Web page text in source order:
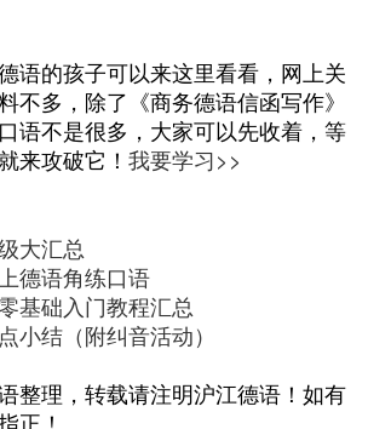
语的孩子可以来这里看看，网上关
不多，除了《商务德语信函写作》
语不是很多，大家可以先收着，等
来攻破它！ 我要学习>>
大汇总
德语角练口语
基础入门教程汇总
小结（附纠音活动）
整理，转载请注明沪江德语！如有
正！